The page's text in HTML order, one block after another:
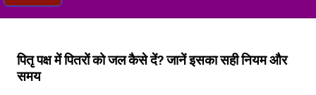
पितृ पक्ष में पितरों को जल कैसे दें? जानें इसका सही नियम और
समय